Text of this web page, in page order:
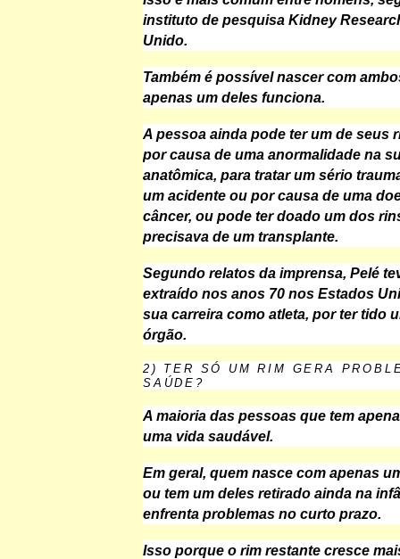
instituto de pesquisa Kidney
Unido.
Também é possível nascer com
apenas um deles funciona.
A pessoa ainda pode ter um de seus
por causa de uma anormalidade na
anatômica, para tratar um sério
um acidente ou por causa de uma
câncer, ou pode ter doado um dos
precisava de um transplante.
Segundo relatos da imprensa, Pelé
extraído nos anos 70 nos Estados
sua carreira como atleta, por ter tido
órgão.
2) TER SÓ UM RIM GERA
SAÚDE?
A maioria das pessoas que tem
uma vida saudável.
Em geral, quem nasce com apenas
ou tem um deles retirado ainda na
enfrenta problemas no curto prazo.
Isso porque o rim restante cresce